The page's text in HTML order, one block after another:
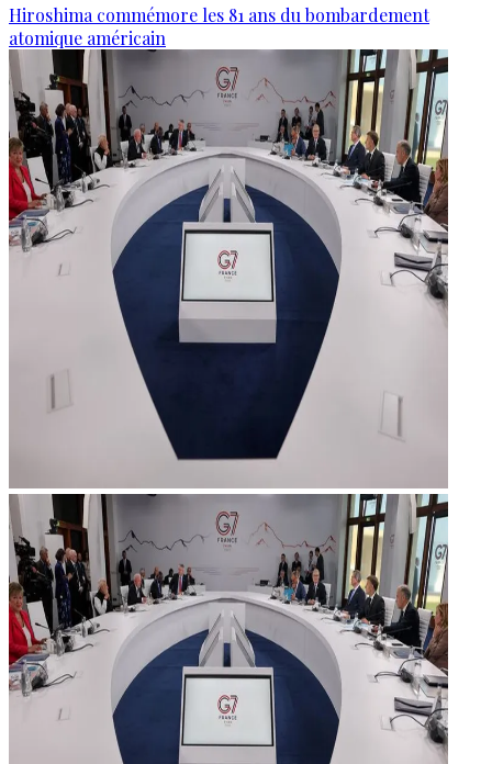
Hiroshima commémore les 81 ans du bombardement
atomique américain